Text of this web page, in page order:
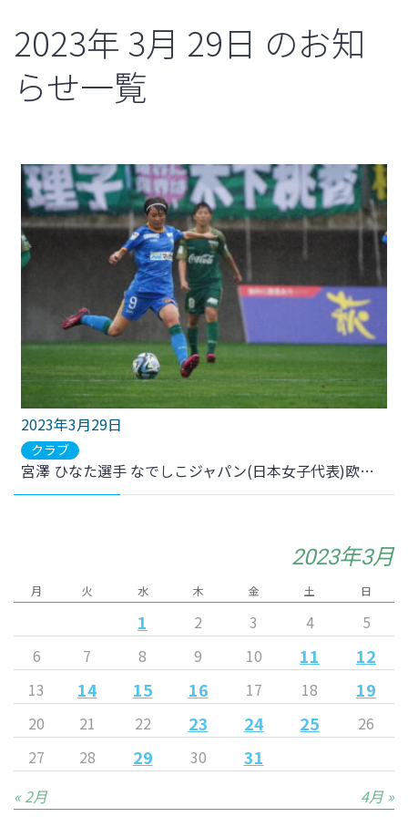
2023年 3月 29日 のお知
らせ一覧
2023年3月29日
クラブ
宮澤 ひなた選手 なでしこジャパン(日本女子代表)欧州遠征メンバー選出のお知らせ
2023年3月
月 火 水 木 金 土 日
1 2 3 4
5
6
7 8 9 10 11 12
13 14 15 16 17 18 19
20 21 22 23 24 25
26
27
28 29 30 31
« 2月 4月 »